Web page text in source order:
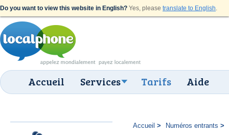
Do you want to view this website in English? Yes, please translate to English.
Accueil Services Tarifs Aide
Accueil Numéros entrants